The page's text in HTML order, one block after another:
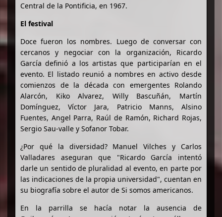
Central de la Pontificia, en 1967.
El festival
Doce fueron los nombres. Luego de conversar con
cercanos y negociar con la organización, Ricardo
García definió a los artistas que participarían en el
evento. El listado reunió a nombres en activo desde
comienzos de la década con emergentes Rolando
Alarcón, Kiko Alvarez, Willy Bascuñán, Martín
Domínguez, Víctor Jara, Patricio Manns, Alsino
Fuentes, Angel Parra, Raúl de Ramón, Richard Rojas,
Sergio Sau-valle y Sofanor Tobar.
¿Por qué la diversidad? Manuel Vilches y Carlos
Valladares aseguran que "Ricardo García intentó
darle un sentido de pluralidad al evento, en parte por
las indicaciones de la propia universidad", cuentan en
su biografía sobre el autor de Si somos americanos.
En la parrilla se hacía notar la ausencia de